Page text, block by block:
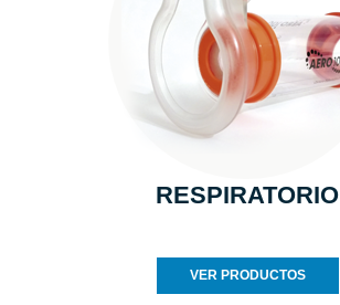
RESPIRATORIO
VER PRODUCTOS